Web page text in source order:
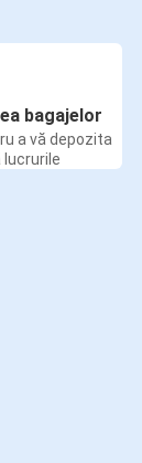
bagajelor
a vă depozita
lucrurile